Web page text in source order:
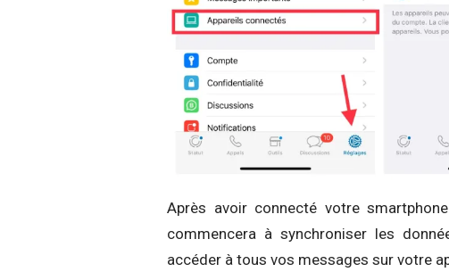
Après avoir connecté votre
commencera à synchroniser les
accéder à tous vos messages sur votre